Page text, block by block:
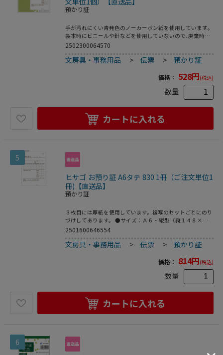
預かり証
手が汚れにくい青発色のノーカーボン紙を使用しています｡
製本時にビニールや針などを使用していないので､廃棄時の
分別が不要で､可燃ゴミとして処理できます｡●穴数[穴]:2●
ズ:144×105mm●組数[組]:仕様:3枚複写×50●製造国:日本
2502300064570
文房具・事務用品 >伝票 >預かり証
価格： 528円(税込)
数量
カートに入れる
5
ヒサゴ お預り証 A6タテ 830 1冊（ご注文単位1
冊)【直送品】
預かり証
３枚目には厚紙を使用しています。複写のセットごとにのり
づけしてあります。 ●サイズ：Ａ６・縦型（縦１４８×横
１０５ｍｍ）●２穴８０ｍｍピッチ●３枚複写●ノーカーボ
により、パッケージ・仕様等は予告なく変更になる場合がご
2501600646554
文房具・事務用品 >伝票 >預かり証
価格： 814円(税込)
数量
カートに入れる
6